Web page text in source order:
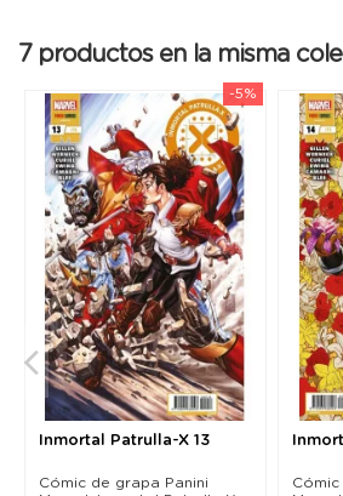
7 productos en la misma
-5%
Inmortal Patrulla-X 13
Cómic de grapa Panini